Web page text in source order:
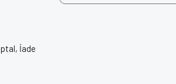
Face Kask, Motosiklet Ekipman, Motorcu Kaskı,
İade